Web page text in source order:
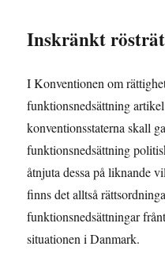
Inskränkt
I Konventionen om
funktionsnedsättning
konventionsstaterna skall
funktionsnedsättning
åtnjuta dessa på liknande
finns det alltså
funktionsnedsättningar
situationen i Danmark.